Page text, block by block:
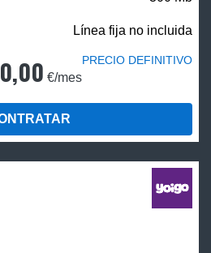
Línea fija no incluida
€/mes
PRECIO DEFINITIVO